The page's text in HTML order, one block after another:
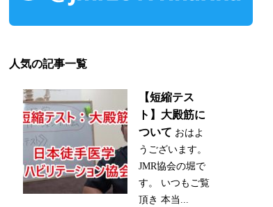
人気の記事一覧
【短縮テス
ト】大殿筋に
ついて おはよ
うございます。
JMR協会の堀で
す。 いつもご覧
頂き 本当...